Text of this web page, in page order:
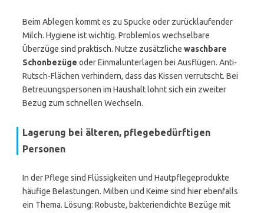
Beim Ablegen kommt es zu Spucke oder zurücklaufender
Milch. Hygiene ist wichtig. Problemlos wechselbare
Überzüge sind praktisch. Nutze zusätzliche waschbare
Schonbezüge oder Einmalunterlagen bei Ausflügen. Anti-
Rutsch-Flächen verhindern, dass das Kissen verrutscht. Bei
Betreuungspersonen im Haushalt lohnt sich ein zweiter
Bezug zum schnellen Wechseln.
Lagerung bei älteren, pflegebedürftigen
Personen
In der Pflege sind Flüssigkeiten und Hautpflegeprodukte
häufige Belastungen. Milben und Keime sind hier ebenfalls
ein Thema. Lösung: Robuste, bakteriendichte Bezüge mit